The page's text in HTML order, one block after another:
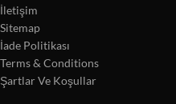
İletişim
Sitemap
İade Politikası
Terms & Conditions
Şartlar Ve Koşullar